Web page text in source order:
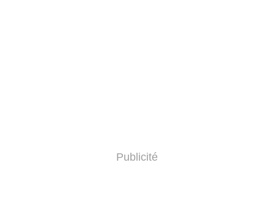
Publicité